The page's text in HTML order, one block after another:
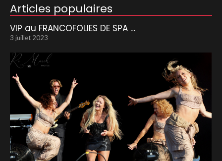
Articles populaires
VIP au FRANCOFOLIES DE SPA …
3 juillet 2023